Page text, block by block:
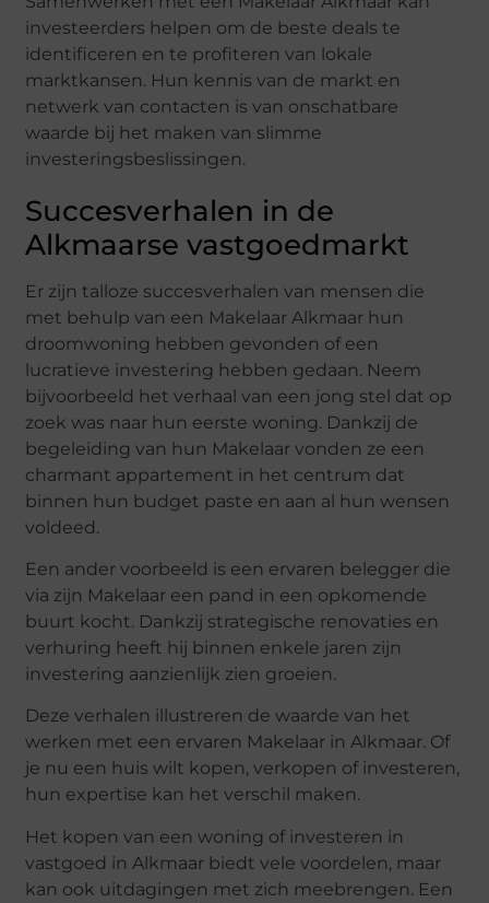
investeerders helpen om de beste deals te
identificeren en te profiteren van lokale
marktkansen. Hun kennis van de markt en
netwerk van contacten is van onschatbare
waarde bij het maken van slimme
investeringsbeslissingen.
Succesverhalen in de
Alkmaarse vastgoedmarkt
Er zijn talloze succesverhalen van mensen die
met behulp van een Makelaar Alkmaar hun
droomwoning hebben gevonden of een
lucratieve investering hebben gedaan. Neem
bijvoorbeeld het verhaal van een jong stel dat op
zoek was naar hun eerste woning. Dankzij de
begeleiding van hun Makelaar vonden ze een
charmant appartement in het centrum dat
binnen hun budget paste en aan al hun wensen
voldeed.
Een ander voorbeeld is een ervaren belegger die
via zijn Makelaar een pand in een opkomende
buurt kocht. Dankzij strategische renovaties en
verhuring heeft hij binnen enkele jaren zijn
investering aanzienlijk zien groeien.
Deze verhalen illustreren de waarde van het
werken met een ervaren Makelaar in Alkmaar. Of
je nu een huis wilt kopen, verkopen of investeren,
hun expertise kan het verschil maken.
Het kopen van een woning of investeren in
vastgoed in Alkmaar biedt vele voordelen, maar
kan ook uitdagingen met zich meebrengen. Een